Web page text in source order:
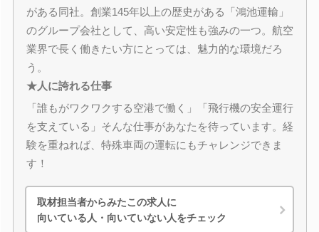
がある同社。創業145年以上の歴史がある「鴻池運輸」
のグループ会社として、高い安定性も強みの一つ。航空
業界で長く働きたい方にとっては、魅力的な環境だろ
う。
★人に誇れる仕事
「誰もがワクワクする空港で働く」「飛行機の安全運行
を支えている」そんな仕事があなたを待っています。経
験を重ねれば、特殊車両の運転にもチャレンジできま
す！
取材担当者からみたこの求人に
向いている人・向いていない人をチェック